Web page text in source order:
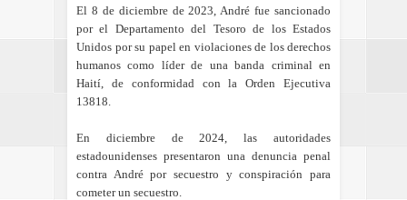
El 8 de diciembre de 2023, André fue sancionado
por el Departamento del Tesoro de los Estados
Unidos por su papel en violaciones de los derechos
humanos como líder de una banda criminal en
Haití, de conformidad con la Orden Ejecutiva
13818.
En diciembre de 2024, las autoridades
estadounidenses presentaron una denuncia penal
contra André por secuestro y conspiración para
cometer un secuestro.